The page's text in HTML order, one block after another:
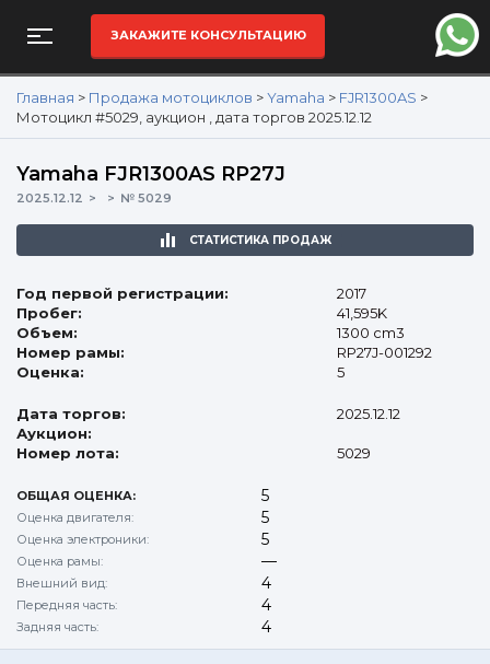
ЗАКАЖИТЕ КОНСУЛЬТАЦИЮ
Главная > Продажа мотоциклов >Yamaha > FJR1300AS >
Мотоцикл #5029, аукцион , дата торгов 2025.12.12
Yamaha FJR1300AS RP27J
2025.12.12 № 5029
СТАТИСТИКА ПРОДАЖ
Год первой регистрации:
2017
Пробег:
41,595K
Объем:
1300 cm3
Номер рамы:
RP27J-001292
Оценка:
5
Дата торгов:
2025.12.12
Аукцион:
Номер лота:
5029
ОБЩАЯ ОЦЕНКА: 5
Оценка двигателя: 5
Оценка электроники: 5
Оценка рамы: —
Внешний вид: 4
Передняя часть: 4
Задняя часть: 4